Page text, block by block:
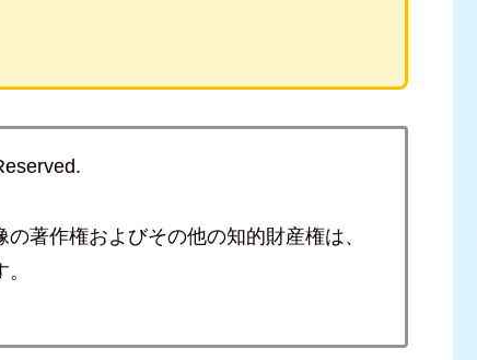
著作権およびその他の知的財産権は、